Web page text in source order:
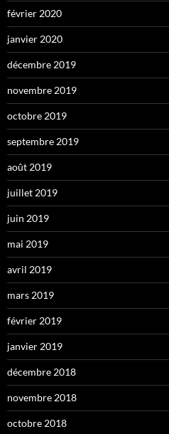
février 2020
janvier 2020
décembre 2019
novembre 2019
octobre 2019
septembre 2019
août 2019
juillet 2019
juin 2019
mai 2019
avril 2019
mars 2019
février 2019
janvier 2019
décembre 2018
novembre 2018
octobre 2018